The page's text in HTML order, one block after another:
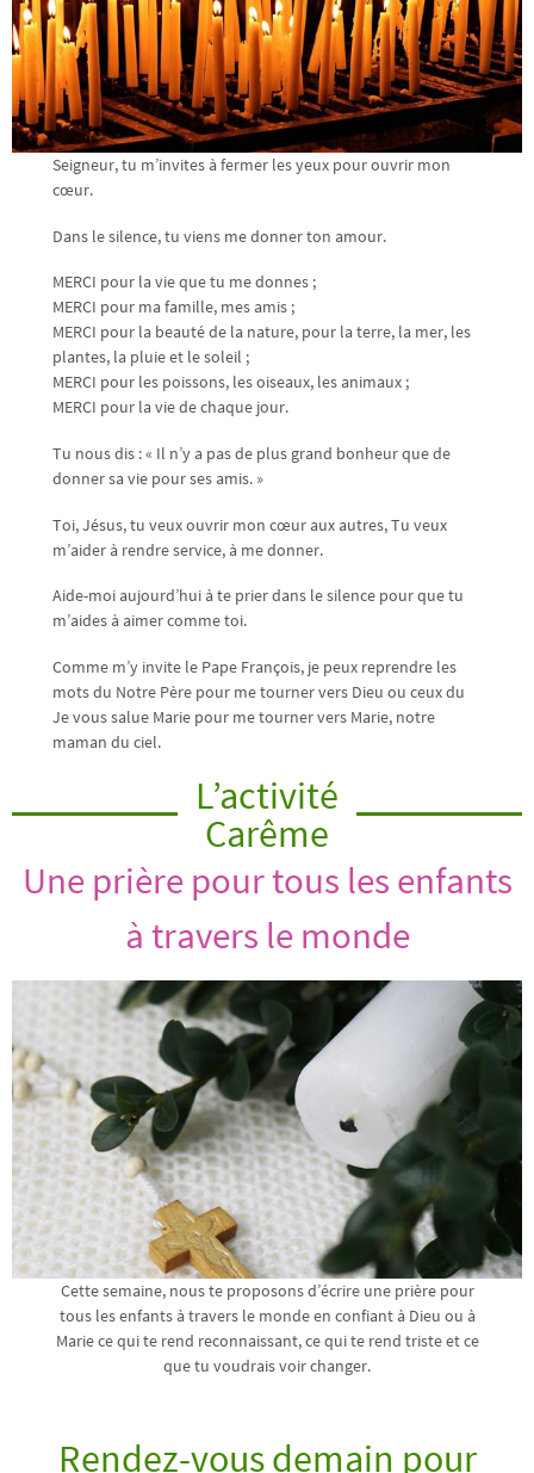
Seigneur, tu m’invites à fermer les yeux pour ouvrir mon
cœur.
Dans le silence, tu viens me donner ton amour.
MERCI pour la vie que tu me donnes ;
MERCI pour ma famille, mes amis ;
MERCI pour la beauté de la nature, pour la terre, la mer, les
plantes, la pluie et le soleil ;
MERCI pour les poissons, les oiseaux, les animaux ;
MERCI pour la vie de chaque jour.
Tu nous dis : « Il n’y a pas de plus grand bonheur que de
donner sa vie pour ses amis. »
Toi, Jésus, tu veux ouvrir mon cœur aux autres, Tu veux
m’aider à rendre service, à me donner.
Aide-moi aujourd’hui à te prier dans le silence pour que tu
m’aides à aimer comme toi.
Comme m’y invite le Pape François, je peux reprendre les
mots du Notre Père pour me tourner vers Dieu ou ceux du
Je vous salue Marie pour me tourner vers Marie, notre
maman du ciel.
L’activité
Carême
Une prière pour tous les enfants
à travers le monde
Cette semaine, nous te proposons d’écrire une prière pour
tous les enfants à travers le monde en confiant à Dieu ou à
Marie ce qui te rend reconnaissant, ce qui te rend triste et ce
que tu voudrais voir changer.
Rendez-vous demain pour